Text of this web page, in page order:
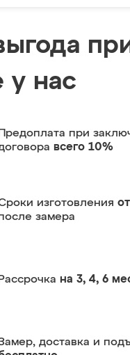
у нас
Предоплата при
всего 10%
изготовления
замера
Рассрочка на 3, 4, 6
доставка и